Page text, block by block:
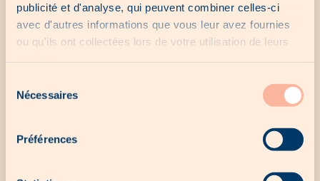
publicité et d'analyse, qui peuvent combiner celles-ci
avec d'autres informations que vous leur avez fournies
ou qu'ils ont collectées lors de votre utilisation de leurs
Nécessaires
Préférences
Nos offres locales
Aucune offre locale pour le moment...
Nos produits exclusifs